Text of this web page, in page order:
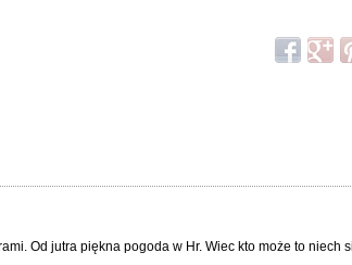
Od jutra piękna pogoda w Hr. Wiec kto może to niech